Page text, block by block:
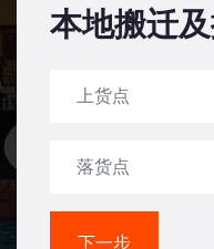
本地搬迁
下一步